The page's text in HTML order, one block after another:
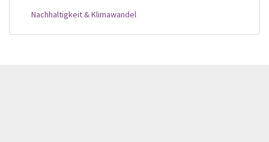
Nachhaltigkeit & Klimawandel